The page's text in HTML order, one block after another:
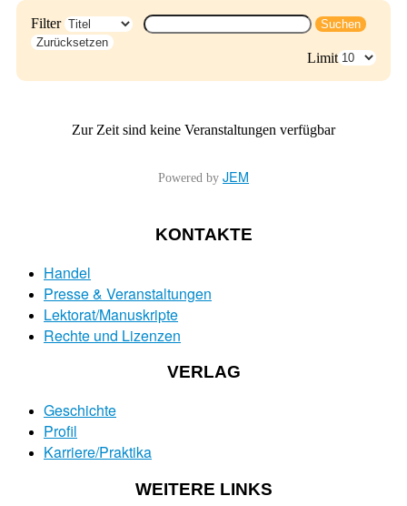
Filter
Suchen
Zurücksetzen
Limit
Zur Zeit sind keine Veranstaltungen verfügbar
Powered by JEM
KONTAKTE
Handel
Presse & Veranstaltungen
Lektorat/Manuskripte
Rechte und Lizenzen
VERLAG
Geschichte
Profil
Karriere/Praktika
WEITERE LINKS